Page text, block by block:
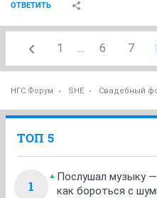
ОТВЕТИТЬ
1 ... 6 7
НГС.Форум SHE Свадебный
ТОП 5
1
Послушал музыку
как бороться с